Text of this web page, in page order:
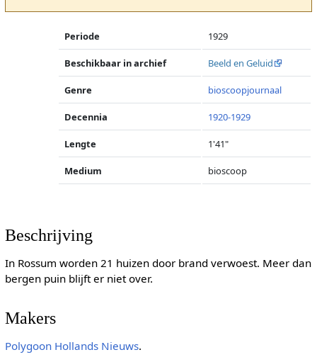
Periode 1929
Beschikbaar in archief Beeld en Geluid
Genre bioscoopjournaal
Decennia 1920-1929
Lengte 1'41"
Medium bioscoop
Beschrijving
In Rossum worden 21 huizen door brand verwoest. Meer dan
bergen puin blijft er niet over.
Makers
Polygoon Hollands Nieuws.